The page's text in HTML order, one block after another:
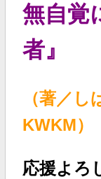
無自覚
者』
（著／
KWKM）
応援よろ